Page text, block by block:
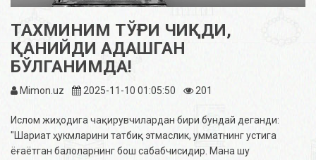
ТАХМИНИМ ТЎҒРИ ЧИҚДИ,
ҚАНИЙДИ АДАШГАН
БЎЛГАНИМДА!
Mimon.uz 2025-11-10 01:05:50 201
Ислом жиҳодига чақирувчилардан бири бундай деганди:
"Шариат ҳукмларини татбиқ этмаслик, умматнинг устига
ёғаётган балоларнинг бош сабабчисидир. Мана шу